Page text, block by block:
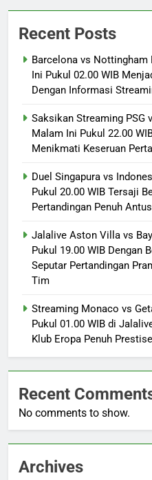
Recent Posts
Barcelona vs Nottingham
Ini Pukul 02.00 WIB
Dengan Informasi
Saksikan Streaming PSG
Malam Ini Pukul 22.00
Menikmati Keseruan
Duel Singapura vs
Pukul 20.00 WIB Tersaji
Pertandingan Penuh
Jalalive Aston Villa vs
Pukul 19.00 WIB Dengan
Seputar Pertandingan
Tim
Streaming Monaco vs
Pukul 01.00 WIB di
Klub Eropa Penuh Prestise
Recent
No comments to show.
Archives